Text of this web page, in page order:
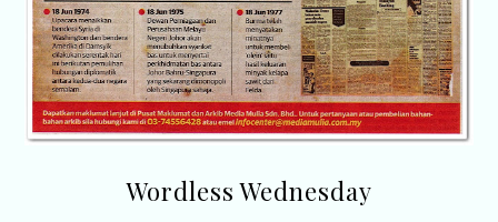
Wordless Wednesday